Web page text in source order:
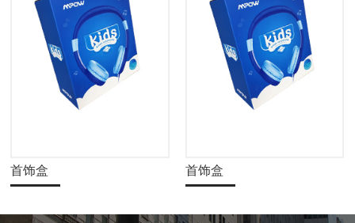
首饰盒 首饰盒